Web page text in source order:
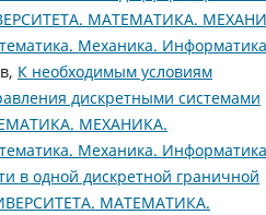
МАТЕМАТИКА.
Механика. Информатика
К необходимым условиям
дискретными системами
МЕХАНИКА.
Механика. Информатика
в одной дискретной граничной
МАТЕМАТИКА.